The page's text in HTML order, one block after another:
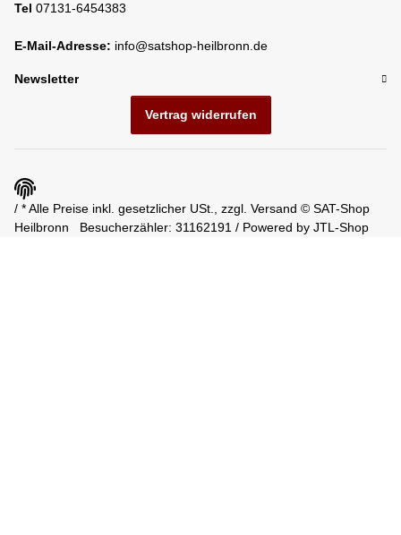
Tel 07131-6454383
E-Mail-Adresse: info@satshop-heilbronn.de
Newsletter
Vertrag widerrufen
/ * Alle Preise inkl. gesetzlicher USt., zzgl. Versand © SAT-Shop
Heilbronn
Besucherzähler: 31162191 / Powered by JTL-Shop